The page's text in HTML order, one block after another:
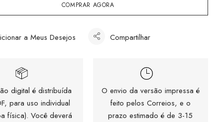
COMPRAR AGORA
a Meus Desejos Compartilhar
digital é distribuída
para uso individual
física). Você deverá
O envio da versão impressa é
feito pelos Correios, e o
prazo estimado é de 3-15